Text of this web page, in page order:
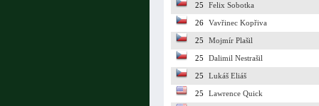
25 Felix Sobotka
26 Vavřinec Kopřiva
25 Mojmír Plašil
25 Dalimil Nestrašil
25 Lukáš Eliáš
25 Lawrence Quick